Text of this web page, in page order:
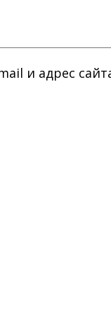
и адрес